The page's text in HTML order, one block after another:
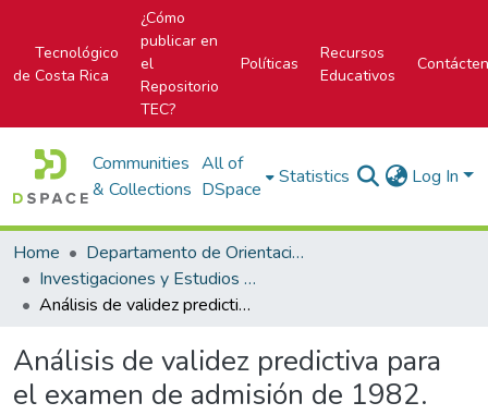
Tecnológico
de Costa Rica
¿Cómo
publicar en
el
Repositorio
TEC?
Políticas
Recursos
Educativos
Communities
& Collections
All of
DSpace
Statistics Log In
Home
Departamento de Orientación y Psicología
Investigaciones y Estudios del DOP
Análisis de validez predictiva para el examen de admisión de 1982.
Análisis de validez predictiva para
el examen de admisión de 1982.